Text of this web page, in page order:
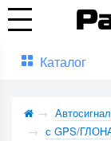
Каталог
с GPS/